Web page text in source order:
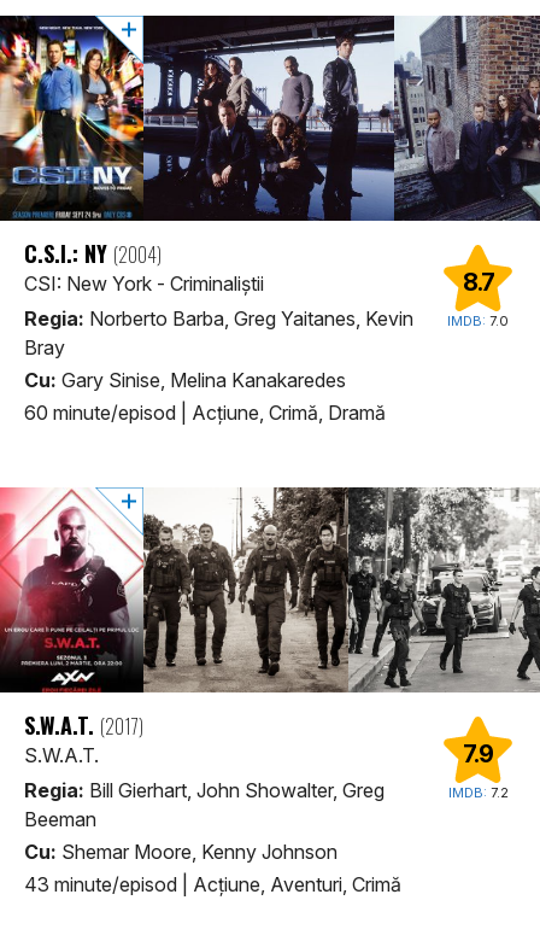
8.7
IMDB: 7.0
C.S.I.: NY (2004)
CSI: New York - Criminaliștii
Regia: Norberto Barba, Greg Yaitanes, Kevin
Bray
Cu: Gary Sinise, Melina Kanakaredes
60 minute/episod
Acţiune, Crimă, Dramă
7.9
IMDB: 7.2
S.W.A.T. (2017)
S.W.A.T.
Regia: Bill Gierhart, John Showalter, Greg
Beeman
Cu: Shemar Moore, Kenny Johnson
43 minute/episod
Acţiune, Aventuri, Crimă